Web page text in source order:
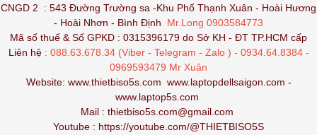
CNGD 2 : 543 Đường Trường sa -Khu Phố Thạnh Xuân - Hoài Hương
- Hoài Nhơn - Bình Định
Mr.Long 0903584773
Mã số thuế & Số GPKD : 0315396179 do Sở KH - ĐT TP.HCM cấp
Liên hệ : 088.63.678.34 (Viber - Telegram - Zalo ) - 0934.64.8384 -
0969593479 Mr Xuân
Website: www.thietbiso5s.com www.laptopdellsaigon.com -
www.laptop5s.com
Mail : thietbiso5s.com@gmail.com
Youtube : https://youtube.com/@THIETBISO5S